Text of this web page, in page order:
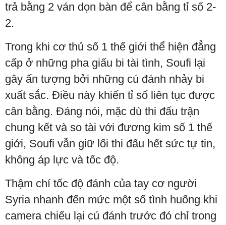
trả bằng 2 ván dọn bàn để cân bằng tỉ số 2-
2.
Trong khi cơ thủ số 1 thế giới thể hiện đẳng
cấp ở những pha giấu bi tài tình, Soufi lại
gây ấn tượng bởi những cú đánh nhảy bi
xuất sắc. Điều này khiến tỉ số liên tục được
cân bằng. Đáng nói, mặc dù thi đấu trận
chung kết và so tài với đương kim số 1 thế
giới, Soufi vẫn giữ lối thi đấu hết sức tự tin,
không áp lực và tốc độ.
Thậm chí tốc độ đánh của tay cơ người
Syria nhanh đến mức một số tình huống khi
camera chiếu lại cú đánh trước đó chỉ trong